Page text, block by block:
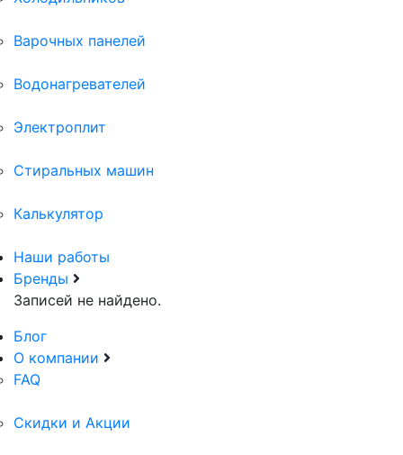
Варочных панелей
Водонагревателей
Электроплит
Стиральных машин
Калькулятор
Наши работы
Бренды
Записей не найдено.
Блог
О компании
FAQ
Скидки и Акции